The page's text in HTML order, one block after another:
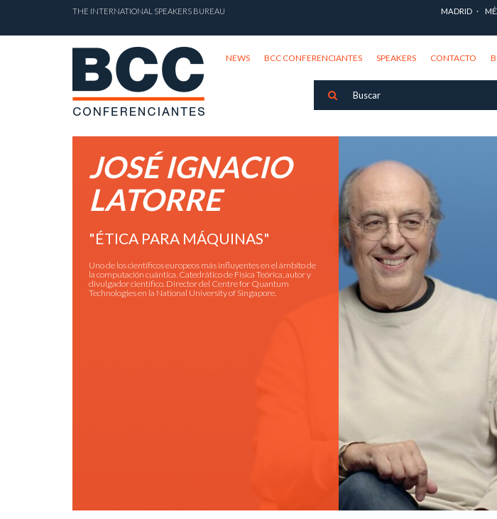
THE INTERNATIONAL SPEAKERS BUREAU MADRID
NEWS BCC CONFERENCIANTES SPEAKERS CONTACTO
JOSÉ IGNACIO
LATORRE
"ÉTICA PARA MÁQUINAS"
Uno de los científicos europeos más influyentes en el ámbito de
la computación cuántica. Catedrático de Física Teórica, autor y
divulgador científico. Director del Centre for Quantum
Technologies en la National University of Singapore.